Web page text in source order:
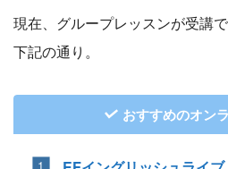
現在、グループレッスンが受講
下記の通り。
おすすめのオン